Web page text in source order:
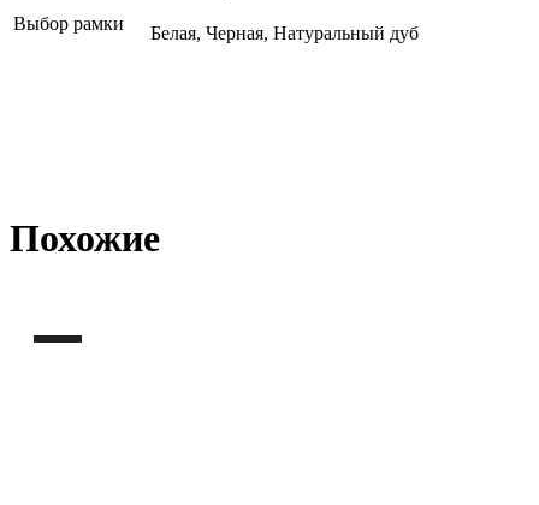
Выбор рамки
Белая, Черная, Натуральный дуб
Похожие